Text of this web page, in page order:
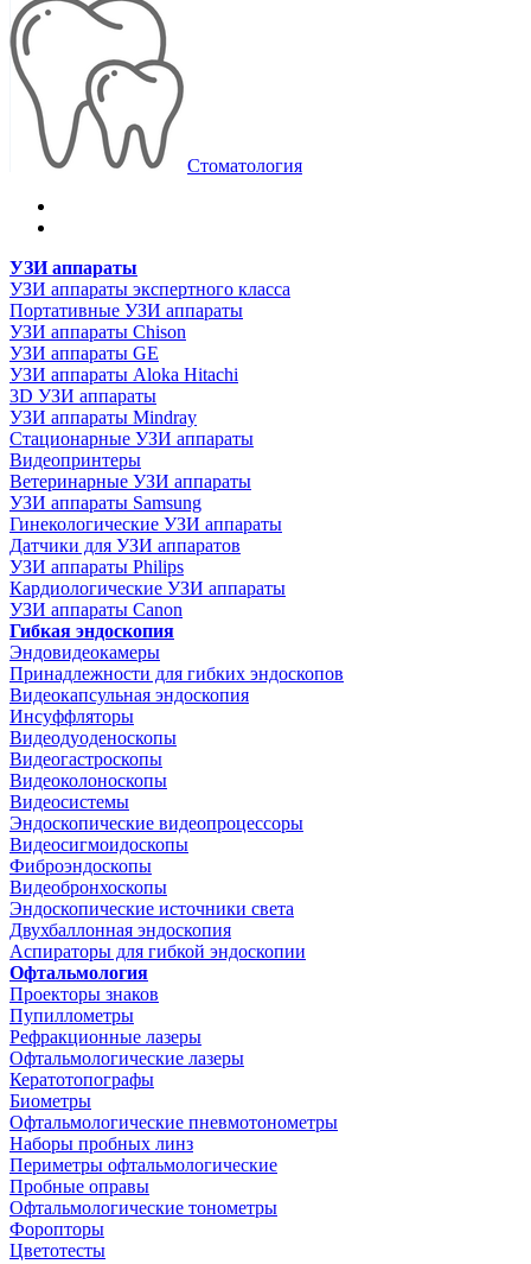
Стоматология
УЗИ аппараты
УЗИ аппараты экспертного класса
Портативные УЗИ аппараты
УЗИ аппараты Chison
УЗИ аппараты GE
УЗИ аппараты Aloka Hitachi
3D УЗИ аппараты
УЗИ аппараты Mindray
Стационарные УЗИ аппараты
Видеопринтеры
Ветеринарные УЗИ аппараты
УЗИ аппараты Samsung
Гинекологические УЗИ аппараты
Датчики для УЗИ аппаратов
УЗИ аппараты Philips
Кардиологические УЗИ аппараты
УЗИ аппараты Canon
Гибкая эндоскопия
Эндовидеокамеры
Принадлежности для гибких эндоскопов
Видеокапсульная эндоскопия
Инсуффляторы
Видеодуоденоскопы
Видеогастроскопы
Видеоколоноскопы
Видеосистемы
Эндоскопические видеопроцессоры
Видеосигмоидоскопы
Фиброэндоскопы
Видеобронхоскопы
Эндоскопические источники света
Двухбаллонная эндоскопия
Аспираторы для гибкой эндоскопии
Офтальмология
Проекторы знаков
Пупиллометры
Рефракционные лазеры
Офтальмологические лазеры
Кератотопографы
Биометры
Офтальмологические пневмотонометры
Наборы пробных линз
Периметры офтальмологические
Пробные оправы
Офтальмологические тонометры
Форопторы
Цветотесты